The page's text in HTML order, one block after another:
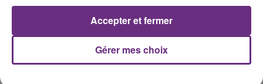
OFENBACH & STARSAILOR
Four To The Floor
Gérer mes choix
Accepter et fermer